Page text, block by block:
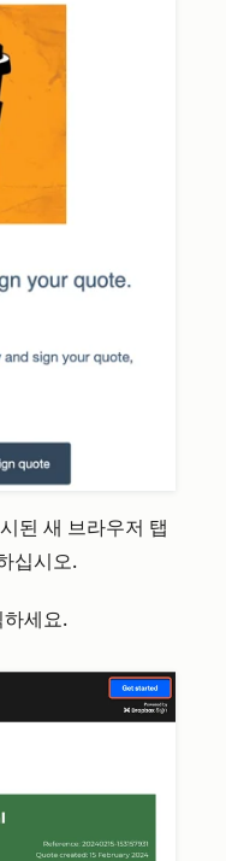
된 새 브라우저 탭
십시오.
하세요.